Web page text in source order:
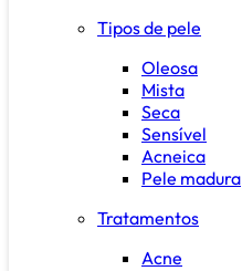
Tipos de pele
Oleosa
Mista
Seca
Sensível
Acneica
Pele madura
Tratamentos
Acne